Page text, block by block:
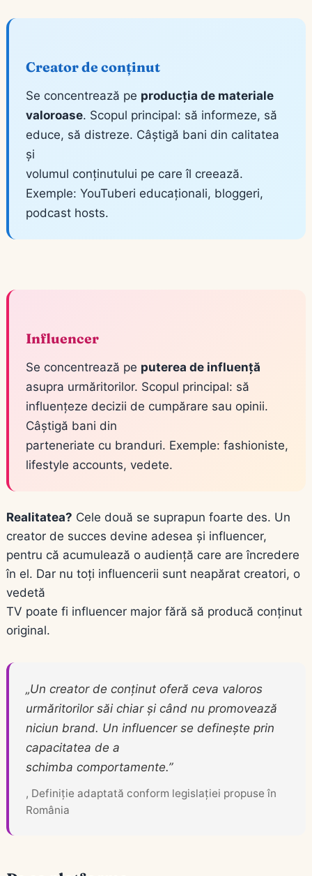
Creator de conținut
Se concentrează pe producția de materiale
valoroase. Scopul principal: să informeze, să
educe, să distreze. Câștigă bani din calitatea
și
volumul conținutului pe care îl creează.
Exemple: YouTuberi educaționali, bloggeri,
podcast hosts.
Influencer
Se concentrează pe puterea de influență
asupra urmăritorilor. Scopul principal: să
influențeze decizii de cumpărare sau opinii.
Câștigă bani din
parteneriate cu branduri. Exemple: fashioniste,
lifestyle accounts, vedete.
Realitatea? Cele două se suprapun foarte des. Un
creator de succes devine adesea și influencer,
pentru că acumulează o audiență care are încredere
în el. Dar nu toți influencerii sunt neapărat creatori, o
vedetă
TV poate fi influencer major fără să producă conținut
original.
„Un creator de conținut oferă ceva valoros
urmăritorilor săi chiar și când nu promovează
niciun brand. Un influencer se definește prin
capacitatea de a
schimba comportamente.”
, Definiție adaptată conform legislației propuse în
România